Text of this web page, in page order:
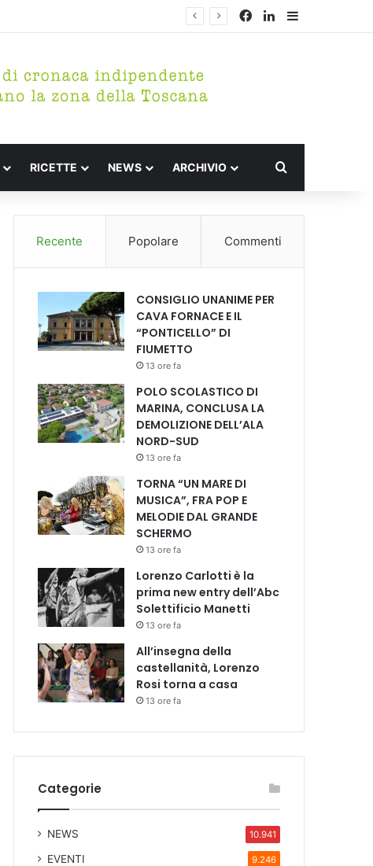
Facebook
LinkedIn
RICETTE NEWS ARCHIVIO
Recente Popolare Commenti
CONSIGLIO UNANIME PER
CAVA FORNACE E IL
“PONTICELLO” DI
FIUMETTO
13 ore fa
POLO SCOLASTICO DI
MARINA, CONCLUSA LA
DEMOLIZIONE DELL’ALA
NORD-SUD
13 ore fa
TORNA “UN MARE DI
MUSICA”, FRA POP E
MELODIE DAL GRANDE
SCHERMO
13 ore fa
Lorenzo Carlotti è la
prima new entry dell’Abc
Solettificio Manetti
13 ore fa
All’insegna della
castellanità, Lorenzo
Rosi torna a casa
13 ore fa
Categorie
NEWS 10.941
EVENTI 9.246